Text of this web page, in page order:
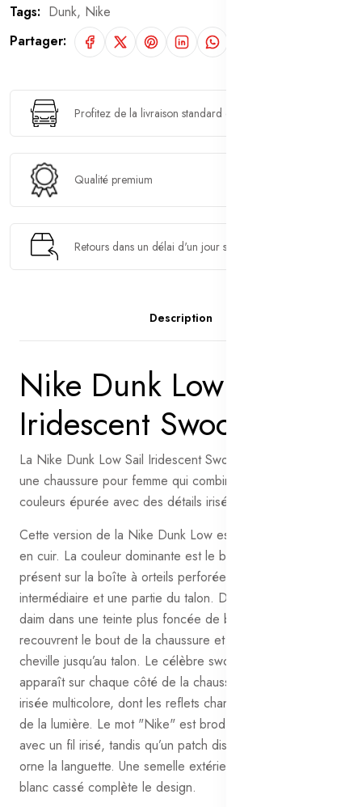
Tags: Dunk, Nike
Partager:
Profitez de la livraison standard en 2 à 4 jours ouvrés
Qualité premium
Retours dans un délai d'un jour si vous changez d'avis
Description
Nike Dunk Low Sail
Iridescent Swoosh
La Nike Dunk Low Sail Iridescent Swoosh (Women's) est
une chaussure pour femme qui combine une palette de
couleurs épurée avec des détails irisés uniques.
Cette version de la Nike Dunk Low est dotée d’une tige
en cuir. La couleur dominante est le blanc cassé "Sail",
présent sur la boîte à orteils perforée, la semelle
intermédiaire et une partie du talon. Des empiècements en
daim dans une teinte plus foncée de blanc cassé
recouvrent le bout de la chaussure et s’étendent de la
cheville jusqu’au talon. Le célèbre swoosh de Nike
apparaît sur chaque côté de la chaussure dans une finition
irisée multicolore, dont les reflets changent selon l’angle
de la lumière. Le mot "Nike" est brodé sur le col du talon
avec un fil irisé, tandis qu’un patch discret du logo Nike
orne la languette. Une semelle extérieure en caoutchouc
blanc cassé complète le design.